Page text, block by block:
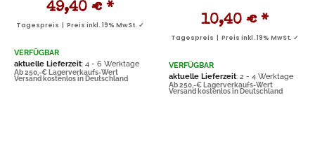
49,40 € *
Tagespreis | Preis inkl. 19% MwSt. ✓
VERFÜGBAR
aktuelle Lieferzeit: 4 - 6 Werktage
Ab 250,-€ Lagerverkaufs-Wert
Versand kostenlos in Deutschland
10,40 € *
Tagespreis | Preis inkl. 19% MwSt. ✓
VERFÜGBAR
aktuelle Lieferzeit: 2 - 4 Werktage
Ab 250,-€ Lagerverkaufs-Wert
Versand kostenlos in Deutschland